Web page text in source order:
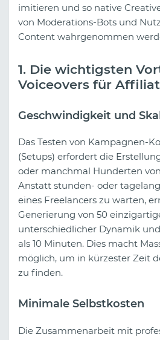
imitieren und so native
von Moderations-Bots und
Content wahrgenommen
1. Die wichtigsten
Voiceovers für
Geschwindigkeit und
Das Testen von Kampagnen-
(Setups) erfordert die
oder manchmal Hunderten
Anstatt stunden- oder
eines Freelancers zu warten,
Generierung von 50
unterschiedlicher Dynamik
als 10 Minuten. Dies macht
möglich, um in kürzester Zeit
zu finden.
Minimale Selbstkosten
Die Zusammenarbeit mit